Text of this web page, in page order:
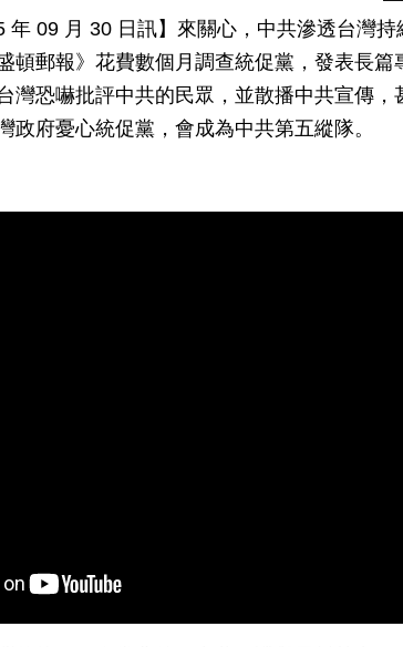
年 09 月 30 日訊】來關心，中共滲透台灣
頓郵報》花費數個月調查統促黨，發表長篇
灣恐嚇批評中共的民眾，並散播中共宣傳，
政府憂心統促黨，會成為中共第五縱隊。